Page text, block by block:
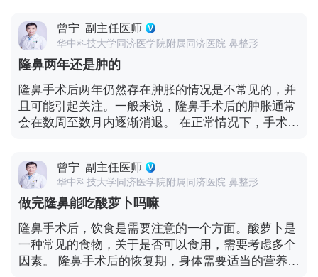
手术的顺利进行和达到理想的效果。如果有任何不适
或疑问，应及时与医生联系。
因素而有所差异。 为了最大程度地保持隆鼻效果的稳
定，以下是一些建议： - 遵循医生的建议：术后的护
理和注意事项非常重要。遵循医生的指导，包括避免
碰撞、保持鼻部清洁等。 - 定期复查：定期回诊医
生，让他们检查鼻子的情况，及时发现并处理任何可
能出现的问题。 - 注意生活方式：保持健康的生活方
式，如均衡饮食、适度运动、避免过度晒太阳等，有
以与医生讨论可能的修复手术选项。 需要明确的是，
隆鼻手术后的效果是相对的，而且每个人对于鼻子形
状的期望也不同。如果你对隆鼻后的效果有担忧或疑
问，及时与医生进行沟通是很重要的。他们可以根据
你的具体情况提供专业的建议和处理方案。
左右。在这段时间内，医生会监测伤口的愈合情况、
肿胀程度、疼痛管理等。如果患者的恢复情况良好，
没有明显的并发症，能够自理日常生活，通常可以出
院。 然而，具体的出院时间还是要根据每个患者的个
体情况来确定。如果手术较为复杂，或者患者存在其
他健康问题，可能需要更长的留院时间。医生会根据
患者的具体情况进行评估，并给出出院的建议。 在出
伤口清洁、按时服药、避免剧烈运动和碰撞等。此
外，还需要按照医生的指示进行定期复诊，以确保手
术后的恢复顺利进行。 需要注意的是，出院时间不仅
仅取决于身体的恢复，还包括患者对术后护理的理解
和遵守程度。遵循医生的建议和注意事项对于手术的
成功和恢复至关重要。 如果对出院时间有疑问，最好
与主治医生进行沟通，他们会根据你的具体情况提供
曾宁 副主任医师
华中科技大学同济医学院附属同济医院 鼻整形
隆鼻两年还是肿的
隆鼻手术后两年仍然存在肿胀的情况是不常见的，并
且可能引起关注。一般来说，隆鼻手术后的肿胀通常
会在数周至数月内逐渐消退。 在正常情况下，手术后
胀，可能存在以下一些原因： - 个体差异：每个人的
身体恢复速度和对手术的反应都有所不同。有些人的
肿胀可能需要更长时间才能完全消退。 - 术后护理不
当：手术后的护理对于肿胀的恢复至关重要。如果在
术后没有遵循医生的指示进行适当的护理，如保持伤
口清洁、避免碰撞等，可能会影响肿胀的消退。 - 潜
在问题：肿胀持续存在可能暗示着潜在的问题，如感
曾宁 副主任医师
华中科技大学同济医学院附属同济医院 鼻整形
做完隆鼻能吃酸萝卜吗嘛
隆鼻手术后，饮食是需要注意的一个方面。酸萝卜是
一种常见的食物，关于是否可以食用，需要考虑多个
因素。 隆鼻手术后的恢复期，身体需要适当的营养和